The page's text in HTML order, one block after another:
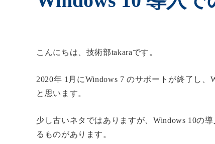
こんにちは、技術部takaraです。
2020年 1月にWindows 7 のサポートが終了し
と思います。
少し古いネタではありますが、Windows 10の
るものがあります。